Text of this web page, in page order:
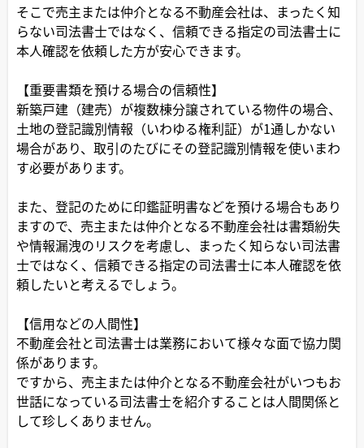
そこで売主または仲介となる不動産会社は、まったく知
らない司法書士ではなく、信頼できる指定の司法書士に
本人確認を依頼した方が安心できます。
【重要書類を預ける場合の信頼性】
新築戸建（建売）が複数棟分譲されている物件の場合、
土地の登記識別情報（いわゆる権利証）が1通しかない
場合があり、取引のたびにその登記識別情報を使いまわ
す必要があります。
また、登記のために印鑑証明書などを預ける場合もあり
ますので、売主または仲介となる不動産会社は書類紛失
や情報漏洩のリスクを考慮し、まったく知らない司法書
士ではなく、信頼できる指定の司法書士に本人確認を依
頼したいと考えるでしょう。
【信用などの人間性】
不動産会社と司法書士は業務において様々な面で協力関
係があります。
ですから、売主または仲介となる不動産会社がいつもお
世話になっている司法書士を紹介することは人間関係と
して珍しくありません。